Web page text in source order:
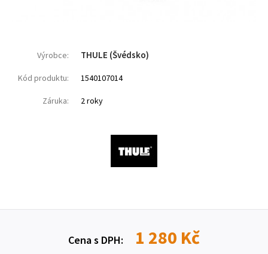
Výrobce: THULE (Švédsko)
Kód produktu: 1540107014
Záruka: 2 roky
Cena s DPH: 1 280 Kč